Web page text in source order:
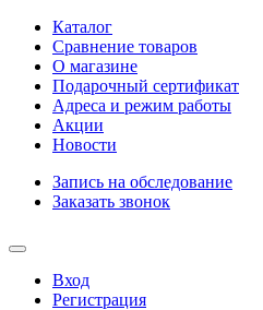
Каталог
Сравнение товаров
О магазине
Подарочный сертификат
Адреса и режим работы
Акции
Новости
Запись на обследование
Заказать звонок
Вход
Регистрация